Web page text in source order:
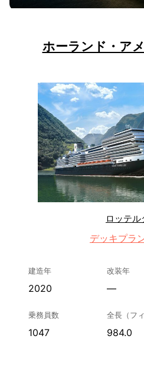
ホーランド・ア
ロッテル
デッキプラ
建造年
2020
改装年
—
乗務員数
1047
全長（フ
984.0